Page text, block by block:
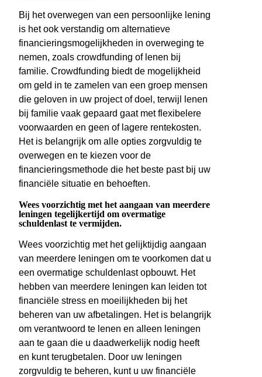
Bij het overwegen van een persoonlijke lening
is het ook verstandig om alternatieve
financieringsmogelijkheden in overweging te
nemen, zoals crowdfunding of lenen bij
familie. Crowdfunding biedt de mogelijkheid
om geld in te zamelen van een groep mensen
die geloven in uw project of doel, terwijl lenen
bij familie vaak gepaard gaat met flexibelere
voorwaarden en geen of lagere rentekosten.
Het is belangrijk om alle opties zorgvuldig te
overwegen en te kiezen voor de
financieringsmethode die het beste past bij uw
financiële situatie en behoeften.
Wees voorzichtig met het aangaan van meerdere
leningen tegelijkertijd om overmatige
schuldenlast te vermijden.
Wees voorzichtig met het gelijktijdig aangaan
van meerdere leningen om te voorkomen dat u
een overmatige schuldenlast opbouwt. Het
hebben van meerdere leningen kan leiden tot
financiële stress en moeilijkheden bij het
beheren van uw afbetalingen. Het is belangrijk
om verantwoord te lenen en alleen leningen
aan te gaan die u daadwerkelijk nodig heeft
en kunt terugbetalen. Door uw leningen
zorgvuldig te beheren, kunt u uw financiële